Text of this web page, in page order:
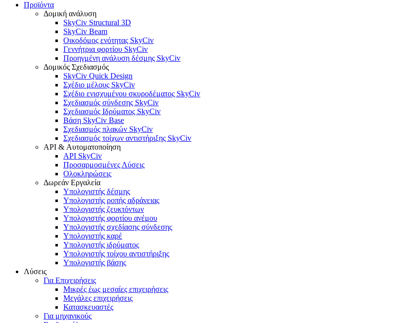
Προϊόντα
Δομική ανάλυση
SkyCiv Structural 3D
SkyCiv Beam
Οικοδόμος ενότητας SkyCiv
Γεννήτρια φορτίου SkyCiv
Προηγμένη ανάλυση δέσμης SkyCiv
Δομικός Σχεδιασμός
SkyCiv Quick Design
Σχέδιο μέλους SkyCiv
Σχέδιο ενισχυμένου σκυροδέματος SkyCiv
Σχεδιασμός σύνδεσης SkyCiv
Σχεδιασμός Ιδρύματος SkyCiv
Βάση SkyCiv Base
Σχεδιασμός πλακών SkyCiv
Σχεδιασμός τοίχων αντιστήριξης SkyCiv
API & Αυτοματοποίηση
API SkyCiv
Προσαρμοσμένες Λύσεις
Ολοκληρώσεις
Δωρεάν Εργαλεία
Υπολογιστής δέσμης
Υπολογιστής ροπής αδράνειας
Υπολογιστής ζευκτόντων
Υπολογιστής φορτίου ανέμου
Υπολογιστής σχεδίασης σύνδεσης
Υπολογιστής καρέ
Υπολογιστής ιδρύματος
Υπολογιστής τοίχου αντιστήριξης
Υπολογιστής βάσης
Λύσεις
Για Επιχειρήσεις
Μικρές έως μεσαίες επιχειρήσεις
Μεγάλες επιχειρήσεις
Κατασκευαστές
Για μηχανικούς